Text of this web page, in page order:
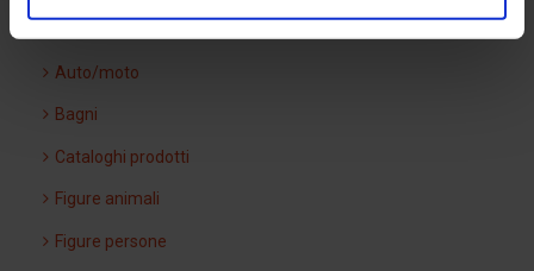
Auto/moto
Bagni
Cataloghi prodotti
Figure animali
Figure persone